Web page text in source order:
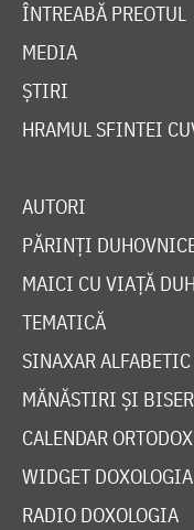
ÎNTREABĂ PREOTUL
MEDIA
ȘTIRI
HRAMUL SFINTEI
AUTORI
PĂRINȚI
MAICI CU VIAȚĂ
TEMATICĂ
SINAXAR ALFABETIC
MĂNĂSTIRI ȘI
CALENDAR ORTODOX
WIDGET DOXOLOGIA
RADIO DOXOLOGIA